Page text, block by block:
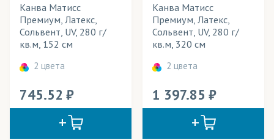
Канва Матисс
Премиум, Латекс,
Сольвент, UV, 280 г/
кв.м, 152 см
2 цвета
745.52
Канва Матисс
Премиум, Латекс,
Сольвент, UV, 280 г/
кв.м, 320 см
2 цвета
1 397.85